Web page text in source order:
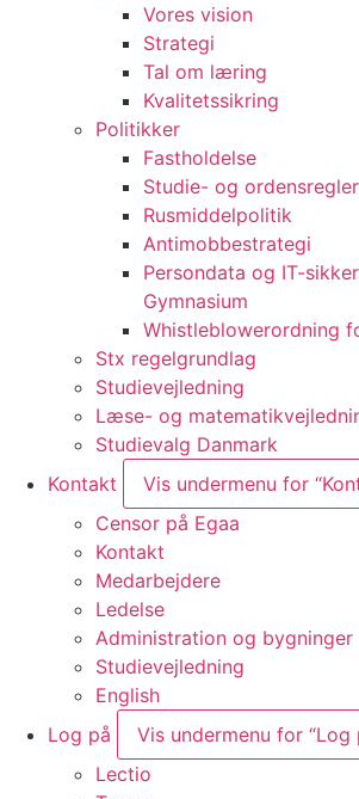
Vores vision
Strategi
Tal om læring
Kvalitetssikring
Politikker
Fastholdelse
Studie- og ordensregler
Rusmiddelpolitik
Antimobbestrategi
Persondata og IT-
Gymnasium
Whistle­blowerordning
Stx regelgrundlag
Studievejledning
Læse- og
Studievalg Danmark
Kontakt
Vis undermenu for
Censor på Egaa
Kontakt
Medarbejdere
Ledelse
Administration og bygninger
Studievejledning
English
Log på
Vis undermenu for “Log
Lectio